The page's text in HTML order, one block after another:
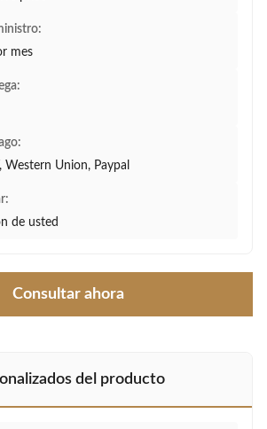
mes
Western Union, Paypal
de usted
Consultar ahora
del producto